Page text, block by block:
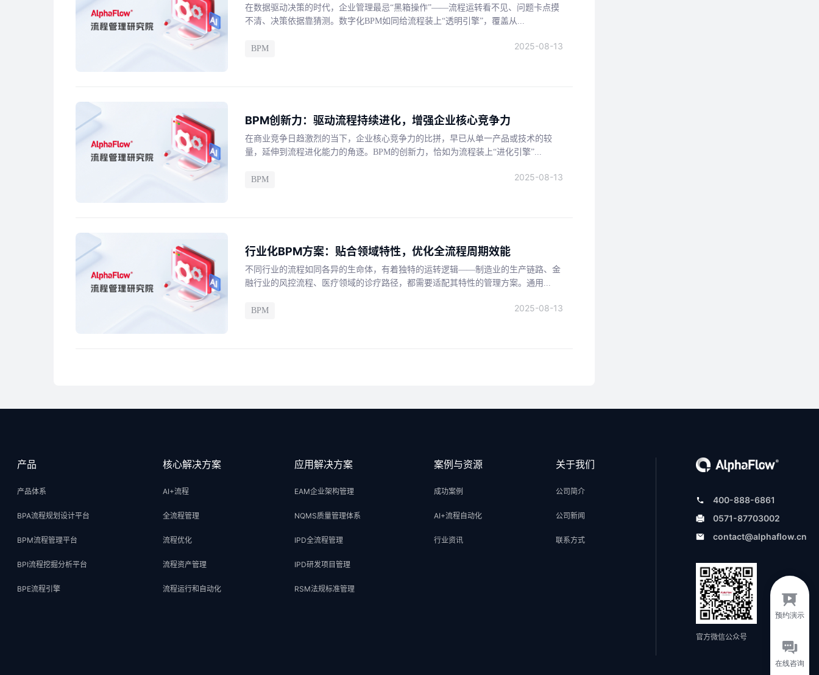
在数据驱动决策的时代，企业管理最忌“黑箱操作”——流程运转看不见、问题卡点摸
不清、决策依据靠猜测。数字化BPM如同给流程装上“透明引擎”，覆盖从...
BPM 2025-08-13
BPM创新力：驱动流程持续进化，增强企业核心竞争力
在商业竞争日趋激烈的当下，企业核心竞争力的比拼，早已从单一产品或技术的较
量，延伸到流程进化能力的角逐。BPM的创新力，恰如为流程装上“进化引擎”...
BPM 2025-08-13
行业化BPM方案：贴合领域特性，优化全流程周期效能
不同行业的流程如同各异的生命体，有着独特的运转逻辑——制造业的生产链路、金
融行业的风控流程、医疗领域的诊疗路径，都需要适配其特性的管理方案。通用...
BPM 2025-08-13
产品
产品体系
BPA流程规划设计平台
BPM流程管理平台
BPI流程挖掘分析平台
BPE流程引擎
核心解决方案
AI+流程
全流程管理
流程优化
流程资产管理
流程运行和自动化
应用解决方案
EAM企业架构管理
NQMS质量管理体系
IPD全流程管理
IPD研发项目管理
RSM法规标准管理
案例与资源
成功案例
AI+流程自动化
行业资讯
关于我们
公司简介
公司新闻
联系方式
400-888-6861
0571-87703002
contact@alphaflow.cn
官方微信公众号